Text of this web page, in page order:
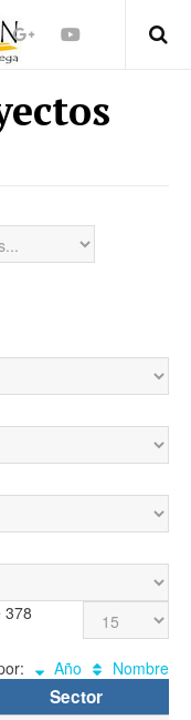
378
Año Nombre
Sector